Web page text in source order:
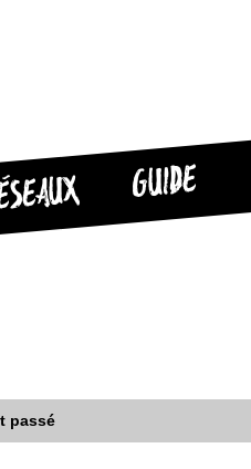
GUIDE
passé